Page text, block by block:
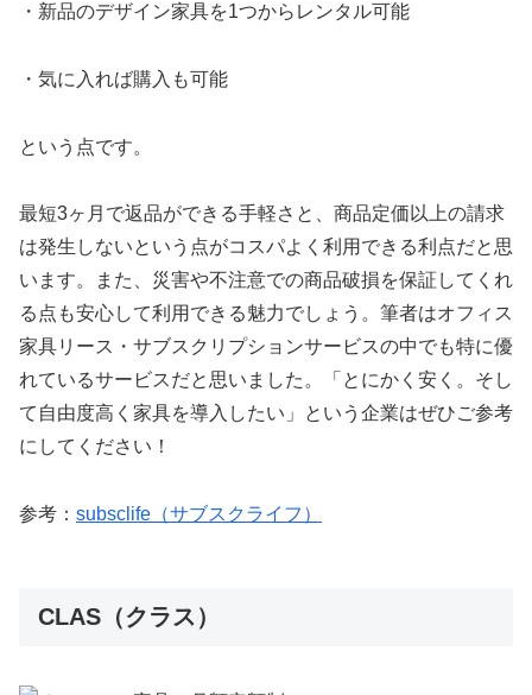
・新品のデザイン家具を1つからレンタル可能
・気に入れば購入も可能
という点です。
最短3ヶ月で返品ができる手軽さと、商品定価以上の請求
は発生しないという点がコスパよく利用できる利点だと思
います。また、災害や不注意での商品破損を保証してくれ
る点も安心して利用できる魅力でしょう。筆者はオフィス
家具リース・サブスクリプションサービスの中でも特に優
れているサービスだと思いました。「とにかく安く。そし
て自由度高く家具を導入したい」という企業はぜひご参考
にしてください！
参考： subsclife（サブスクライフ）
CLAS（クラス）